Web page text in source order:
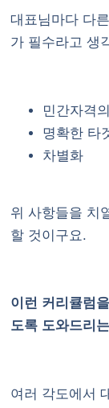
대표님마다 다
가 필수라고 생
민간자격
명확한 타
차별화
위 사항들을 치
할 것이구요.
이런 커리큘럼
도록 도와드리
여러 각도에서